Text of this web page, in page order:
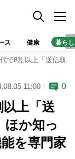
ス 健康 暮らし
で8割以上「送信取
11:00 0
上「送
ほか知っ
を専門家